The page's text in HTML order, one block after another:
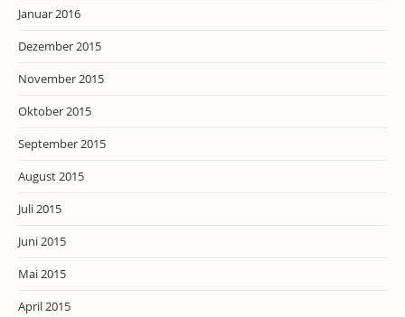
Januar 2016
Dezember 2015
November 2015
Oktober 2015
September 2015
August 2015
Juli 2015
Juni 2015
Mai 2015
April 2015